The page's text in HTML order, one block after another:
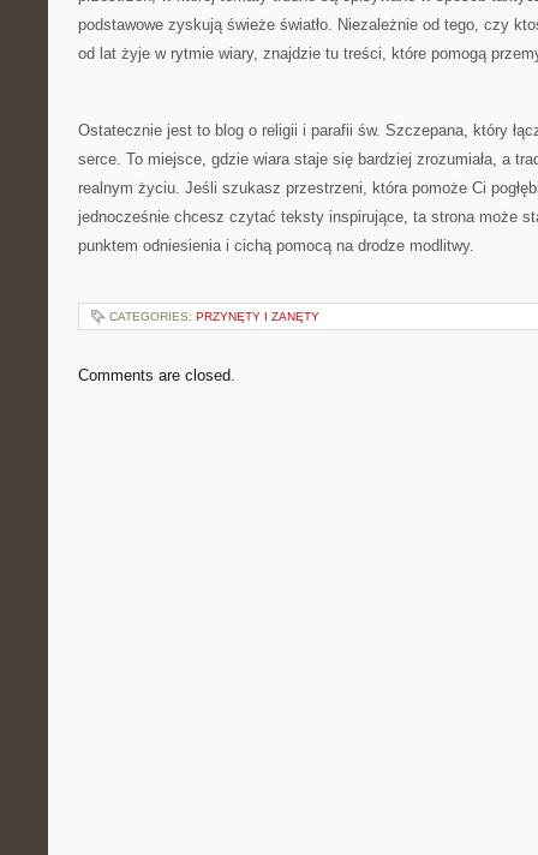
podstawowe zyskują świeże światło. Niezależnie od tego, czy
od lat żyje w rytmie wiary, znajdzie tu treści, które pomogą
Ostatecznie jest to blog o religii i parafii św. Szczepana, który
serce. To miejsce, gdzie wiara staje się bardziej zrozumiała, a
realnym życiu. Jeśli szukasz przestrzeni, która pomoże Ci
jednocześnie chcesz czytać teksty inspirujące, ta strona może
punktem odniesienia i cichą pomocą na drodze modlitwy.
CATEGORIES: PRZYNĘTY I ZANĘTY
Comments are closed.